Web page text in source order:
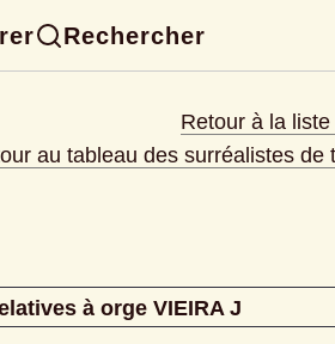
Rechercher
Retour à la
au tableau des surréalistes de
à orge VIEIRA J